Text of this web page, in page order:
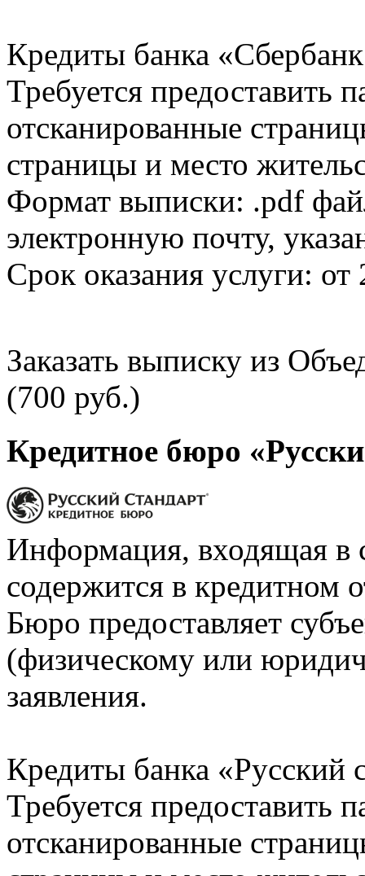
Кредиты банка
Требуется предоставить
отсканированные
страницы и место
Формат выписки: .pdf
электронную почту,
Срок оказания услуги: от
Заказать выписку из
(700 руб.)
Кредитное бюро
Информация, входящая в
содержится в кредитном
Бюро предоставляет
(физическому или
заявления.
Кредиты банка «Русский
Требуется предоставить
отсканированные